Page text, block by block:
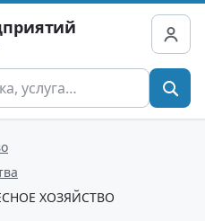
ХОЗЯЙСТВО